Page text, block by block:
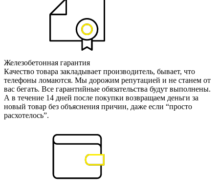
Железобетонная гарантия
Качество товара закладывает производитель, бывает, что
телефоны ломаются. Мы дорожим репутацией и не станем от
вас бегать. Все гарантийные обязательства будут выполнены.
А в течение 14 дней после покупки возвращаем деньги за
новый товар без объяснения причин, даже если “просто
расхотелось”.